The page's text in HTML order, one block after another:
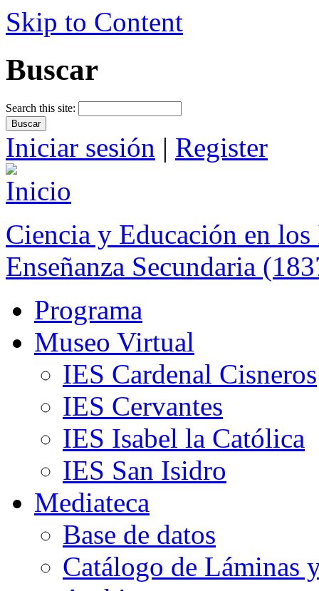
Skip to Content
Buscar
Search this site:
Iniciar sesión | Register
Ciencia y Educación en
Enseñanza Secundaria
Programa
Museo Virtual
IES Cardenal Cisneros
IES Cervantes
IES Isabel la Católica
IES San Isidro
Mediateca
Base de datos
Catálogo de Láminas